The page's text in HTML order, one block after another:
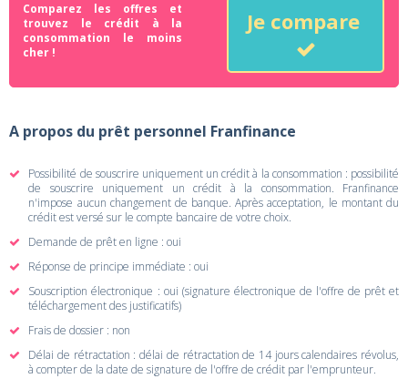
Comparez les offres et
trouvez le crédit à la
consommation le moins
cher !
Je compare
A propos du prêt personnel Franfinance
Possibilité de souscrire uniquement un crédit à la consommation : possibilité
de souscrire uniquement un crédit à la consommation. Franfinance
n'impose aucun changement de banque. Après acceptation, le montant du
crédit est versé sur le compte bancaire de votre choix.
Demande de prêt en ligne : oui
Réponse de principe immédiate : oui
Souscription électronique : oui (signature électronique de l'offre de prêt et
téléchargement des justificatifs)
Frais de dossier : non
Délai de rétractation : délai de rétractation de 14 jours calendaires révolus,
à compter de la date de signature de l'offre de crédit par l'emprunteur.